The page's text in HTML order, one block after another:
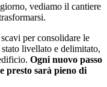
vediamo il cantiere
per consolidare le
stato livellato e delimitato,
Ogni nuovo passo
presto sarà pieno di